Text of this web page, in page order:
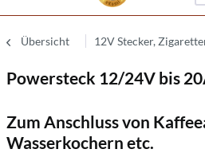
Übersicht 12V Stecker,
Powersteck 12/24V bis
Zum Anschluss von
Wasserkochern etc.